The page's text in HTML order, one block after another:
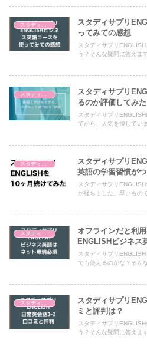
スタディサプリENGLISH
スタディサプリ
ってみての感想
スタディサプリ
う？そんな疑問に答えま
スタディサプリENGLISH
スタディサプリ
るのか評価してみた
スタディサプリ
てから、人気を博してい
スタディサプリENGLISH
スタディサプリ
英語の学習習慣がつ
スタディサプリ
が経ちました。早いもの
スタディサプリENGLISH
オフラインだと利
ENGLISHビジネス
スタディサプリ
でも使えるのかな？そん
スタディサプリ
ミと評判は？
スタディサプリ
う？そんな疑問に答えま